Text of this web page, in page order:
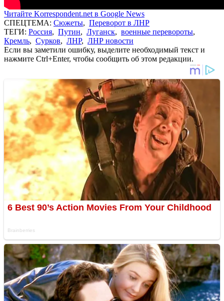
Читайте Korrespondent.net в Google News
СПЕЦТЕМА: Сюжеты, Переворот в ЛНР
ТЕГИ: Россия, Путин, Луганск, военные перевороты,
Кремль, Сурков, ЛНР, ЛНР новости
Если вы заметили ошибку, выделите необходимый текст и
нажмите Ctrl+Enter, чтобы сообщить об этом редакции.